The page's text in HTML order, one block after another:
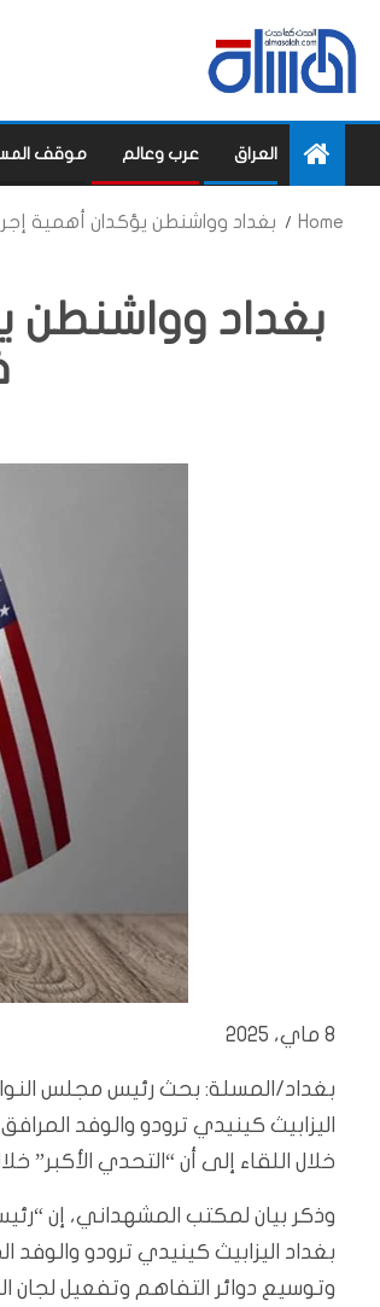
العراق عرب وعالم موقف
Home بغداد وواشنطن يؤكدان أهمية
بغداد وواشنطن
8 ماي، 2025
بغداد/المسلة: بحث رئيس مجلس
اليزابيث كينيدي ترودو والوفد
خلال اللقاء إلى أن “التحدي الأكبر”
وذكر بيان لمكتب المشهداني، إن
بغداد اليزابيث كينيدي ترودو والوفد
وتوسيع دوائر التفاهم وتفعيل لجان